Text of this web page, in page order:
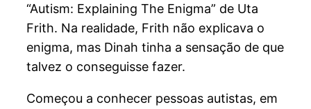
“Autism: Explaining The Enigma” de Uta
Frith. Na realidade, Frith não explicava o
enigma, mas Dinah tinha a sensação de que
talvez o conseguisse fazer.
Começou a conhecer pessoas autistas, em